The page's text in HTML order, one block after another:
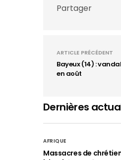
Partager
ARTICLE PRÉCÉDENT
Bayeux (14) :
en août
Dernières
AFRIQUE
Massacres de